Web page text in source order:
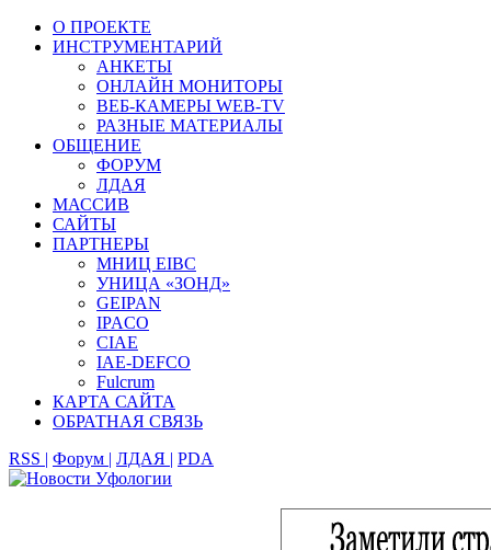
О ПРОЕКТЕ
ИНСТРУМЕНТАРИЙ
АНКЕТЫ
ОНЛАЙН МОНИТОРЫ
ВЕБ-КАМЕРЫ WEB-TV
РАЗНЫЕ МАТЕРИАЛЫ
ОБЩЕНИЕ
ФОРУМ
ЛДАЯ
МАССИВ
САЙТЫ
ПАРТНЕРЫ
МНИЦ EIBC
УНИЦА «ЗОНД»
GEIPAN
IPACO
CIAE
IAE-DEFCO
Fulcrum
КАРТА САЙТА
ОБРАТНАЯ СВЯЗЬ
RSS | Форум | ЛДАЯ | PDA